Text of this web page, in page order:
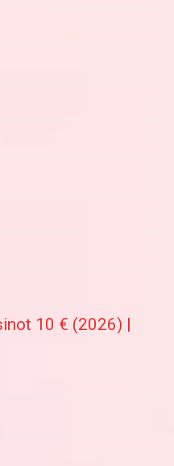
10 € (2026) |